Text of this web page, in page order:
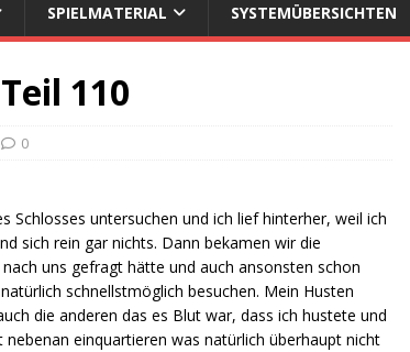
SPIELMATERIAL SYSTEMÜBERSICHTEN
110
0
Schlosses untersuchen und ich lief hinterher, weil ich
sich rein gar nichts. Dann bekamen wir die
uns gefragt hätte und auch ansonsten schon
schnellstmöglich besuchen. Mein Husten
die anderen das es Blut war, dass ich hustete und
einquartieren was natürlich überhaupt nicht